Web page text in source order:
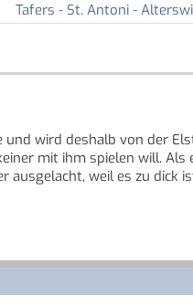
Tafers - St. Antoni -
und wird deshalb von der
mit ihm spielen will.
ausgelacht, weil es zu dick
die Spielkameraden
Darüber, dass jeder auf